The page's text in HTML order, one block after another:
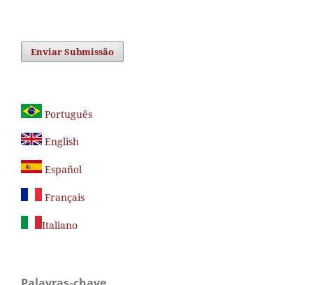
Enviar Submissão
Português
English
Español
Français
Italiano